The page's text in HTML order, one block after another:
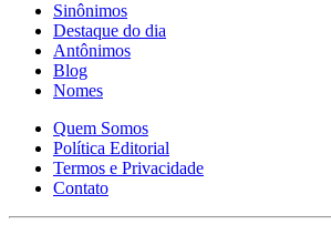
Sinônimos
Destaque do dia
Antônimos
Blog
Nomes
Quem Somos
Política Editorial
Termos e Privacidade
Contato